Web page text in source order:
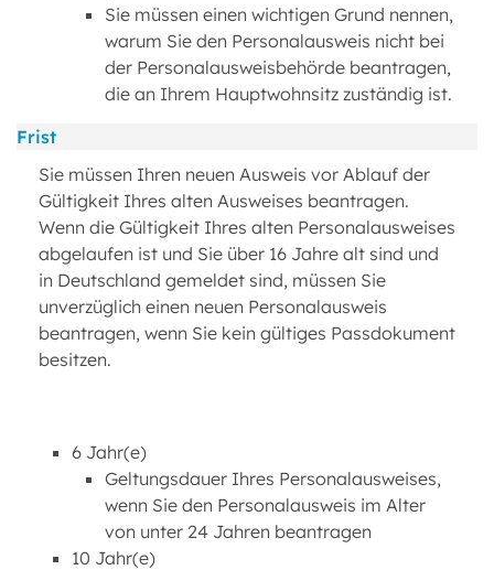
Sie müssen einen wichtigen Grund nennen,
warum Sie den Personalausweis nicht bei
der Personalausweisbehörde beantragen,
die an Ihrem Hauptwohnsitz zuständig ist.
Frist
Sie müssen Ihren neuen Ausweis vor Ablauf der
Gültigkeit Ihres alten Ausweises beantragen.
Wenn die Gültigkeit Ihres alten Personalausweises
abgelaufen ist und Sie über 16 Jahre alt sind und
in Deutschland gemeldet sind, müssen Sie
unverzüglich einen neuen Personalausweis
beantragen, wenn Sie kein gültiges Passdokument
besitzen.
6 Jahr(e)
Geltungsdauer Ihres Personalausweises,
wenn Sie den Personalausweis im Alter
von unter 24 Jahren beantragen
10 Jahr(e)